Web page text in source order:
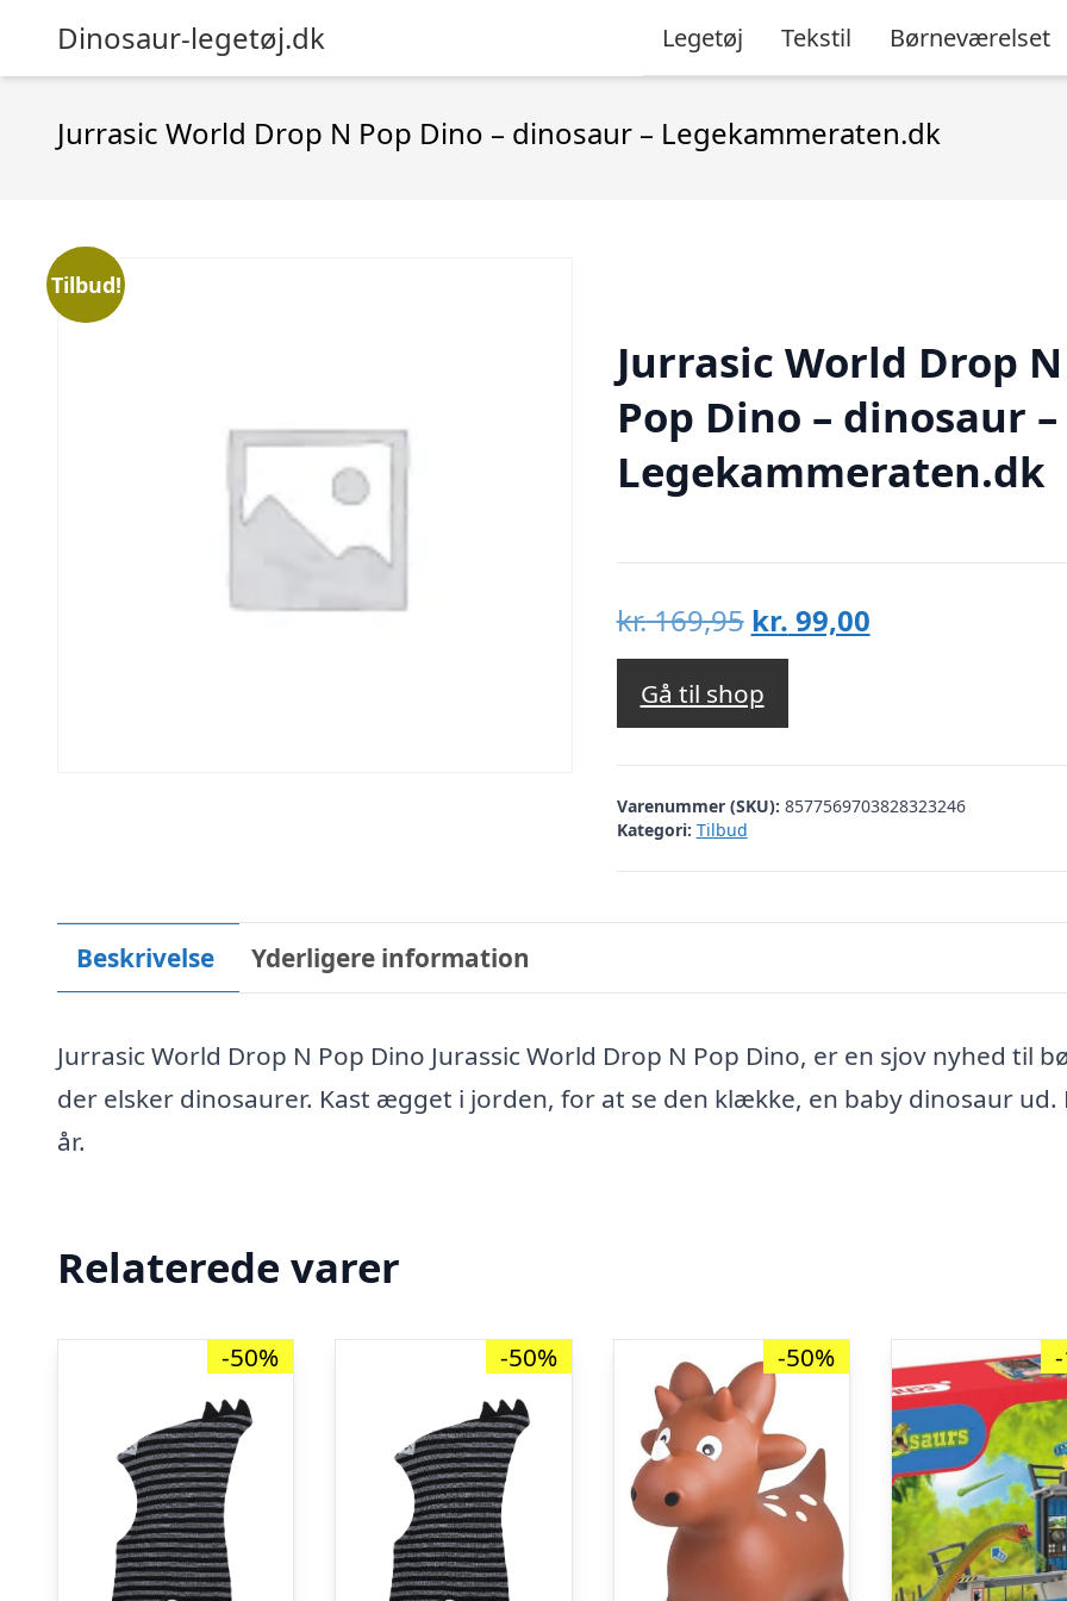
Dinosaur-legetøj.dk Legetøj Tekstil Børneværelset
Jurrasic World Drop N Pop Dino – dinosaur – Legekammeraten.dk
Tilbud!
Jurrasic World Drop N
Pop Dino – dinosaur –
Legekammeraten.dk
kr.169,95 Den
oprindelige
pris
var:
kr. 169,95.
kr. 99,00Den
kr. 99,00.
Gå til shop
Varenummer (SKU): 8577569703828323246
Kategori: Tilbud
Beskrivelse Yderligere information
Jurrasic World Drop N Pop Dino Jurassic World Drop N Pop Dino, er en sjov nyhed til
der elsker dinosaurer. Kast ægget i jorden, for at se den klække, en baby dinosaur ud.
år.
Relaterede varer
-50% -50% -50%